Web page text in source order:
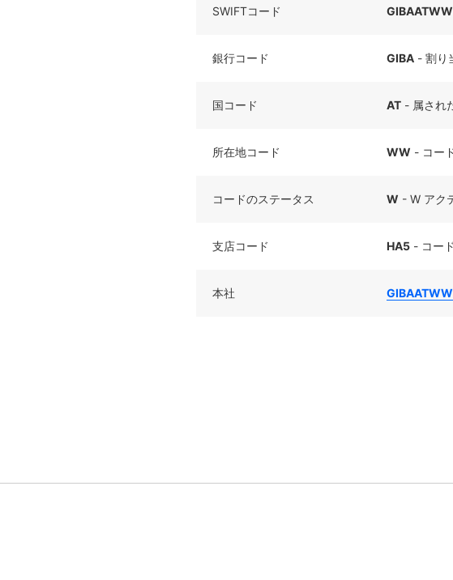
SWIFTコード
銀行コード GIBA - 割り
国コード AT - 属され
所在地コード WW - コー
コードのステータス W - W アク
支店コード HA5 - コー
本社 GIBAATWW